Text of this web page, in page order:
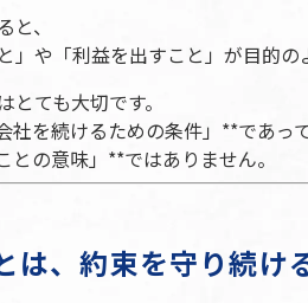
、
」や「利益を出すこと」が目的の
ても大切です。
を続けるための条件」**であって
との意味」**ではありません。
は、約束を守り続け